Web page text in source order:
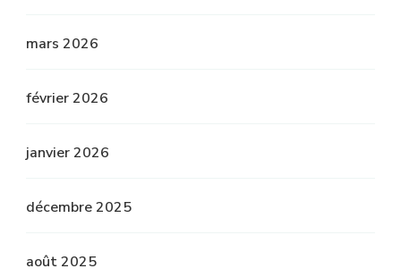
mars 2026
février 2026
janvier 2026
décembre 2025
août 2025